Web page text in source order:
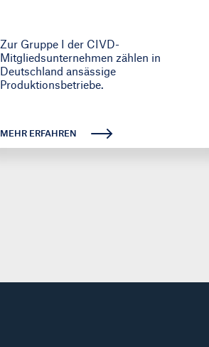
Zur Gruppe I der CIVD-
Mitgliedsunternehmen zählen in
Deutschland ansässige
Produktionsbetriebe.
MEHR ERFAHREN